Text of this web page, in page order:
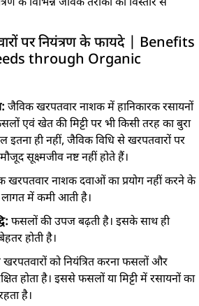
पर नियंत्रण के फायदे | Benefits
through Organic
जैविक खरपतवार नाशक में हानिकारक रसायनों
एवं खेत की मिट्टी पर भी किसी तरह का बुरा
इतना ही नहीं, जैविक विधि से खरपतवारों पर
सूक्ष्मजीव नष्ट नहीं होते हैं।
खरपतवार नाशक दवाओं का प्रयोग नहीं करने के
में कमी आती है।
फसलों की उपज बढ़ती है। इसके साथ ही
होती है।
को नियंत्रित करना फसलों और
होता है। इससे फसलों या मिट्टी में रसायनों का
है।